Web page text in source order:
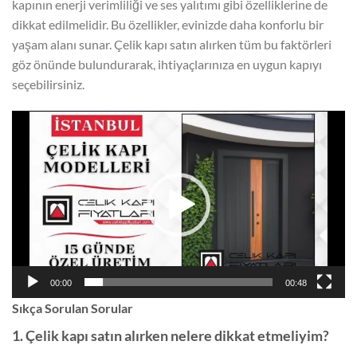
kapının enerji verimliliği ve ses yalıtımı gibi özelliklerine de
dikkat edilmelidir. Bu özellikler, evinizde daha konforlu bir
yaşam alanı sunar. Çelik kapı satın alırken tüm bu faktörleri
göz önünde bulundurarak, ihtiyaçlarınıza en uygun kapıyı
seçebilirsiniz.
oynatıcı
00:00 00:48
Sıkça Sorulan Sorular
1. Çelik kapı satın alırken nelere dikkat etmeliyim?